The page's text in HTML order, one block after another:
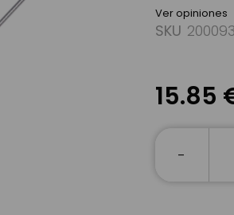
Ver opiniones
SKU 200093
15.85
-